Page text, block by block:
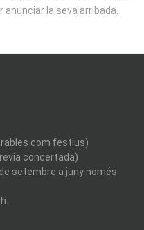
la seva arribada.
com festius)
concertada)
setembre a juny només